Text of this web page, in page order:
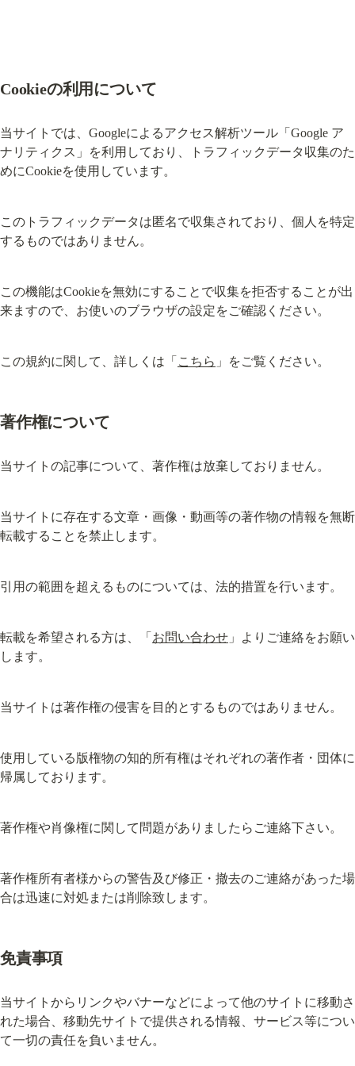
Cookieの利用について
当サイトでは、Googleによるアクセス解析ツール「Google ア
ナリティクス」を利用しており、トラフィックデータ収集のた
めにCookieを使用しています。
このトラフィックデータは匿名で収集されており、個人を特定
するものではありません。
この機能はCookieを無効にすることで収集を拒否することが出
来ますので、お使いのブラウザの設定をご確認ください。
この規約に関して、詳しくは「 こちら 」をご覧ください。
著作権について
当サイトの記事について、著作権は放棄しておりません。
当サイトに存在する文章・画像・動画等の著作物の情報を無断
転載することを禁止します。
引用の範囲を超えるものについては、法的措置を行います。
転載を希望される方は、「 お問い合わせ 」よりご連絡をお願い
します。
当サイトは著作権の侵害を目的とするものではありません。
使用している版権物の知的所有権はそれぞれの著作者・団体に
帰属しております。
著作権や肖像権に関して問題がありましたらご連絡下さい。
著作権所有者様からの警告及び修正・撤去のご連絡があった場
合は迅速に対処または削除致します。
免責事項
当サイトからリンクやバナーなどによって他のサイトに移動さ
れた場合、移動先サイトで提供される情報、サービス等につい
て一切の責任を負いません。